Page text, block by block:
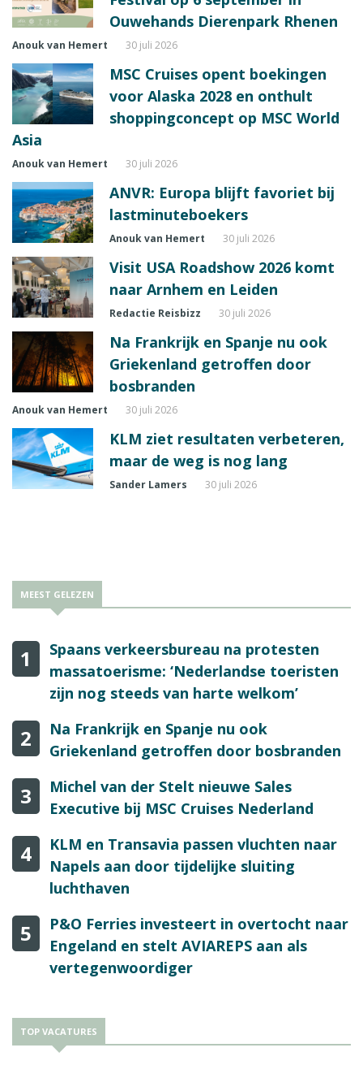
Ouwehands Dierenpark Rhenen
Anouk van Hemert 30 juli 2026
MSC Cruises opent boekingen
voor Alaska 2028 en onthult
shoppingconcept op MSC World
Asia
Anouk van Hemert 30 juli 2026
ANVR: Europa blijft favoriet bij
lastminuteboekers
Anouk van Hemert 30 juli 2026
Visit USA Roadshow 2026 komt
naar Arnhem en Leiden
Redactie Reisbizz 30 juli 2026
Na Frankrijk en Spanje nu ook
Griekenland getroffen door
bosbranden
Anouk van Hemert 30 juli 2026
KLM ziet resultaten verbeteren,
maar de weg is nog lang
Sander Lamers 30 juli 2026
MEEST GELEZEN
1
Spaans verkeersbureau na protesten
massatoerisme: ‘Nederlandse toeristen
zijn nog steeds van harte welkom’
2
Na Frankrijk en Spanje nu ook
Griekenland getroffen door bosbranden
3
Michel van der Stelt nieuwe Sales
Executive bij MSC Cruises Nederland
4
KLM en Transavia passen vluchten naar
Napels aan door tijdelijke sluiting
luchthaven
5
P&O Ferries investeert in overtocht naar
Engeland en stelt AVIAREPS aan als
vertegenwoordiger
TOP VACATURES